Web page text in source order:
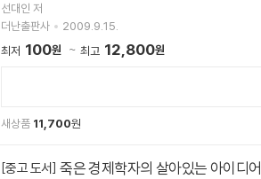
선대인 저
더난출판사
2009.9.15.
최저 100원 최고 12,800원
새상품 11,700원
[중고 도서] 죽은 경제학자의 살아있는 아이디어